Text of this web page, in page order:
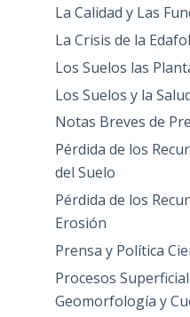
La Calidad y Las
La Crisis de la
Los Suelos las
Los Suelos y la
Notas Breves de
Pérdida de los
del Suelo
Pérdida de los
Erosión
Prensa y Política
Procesos
Geomorfología y